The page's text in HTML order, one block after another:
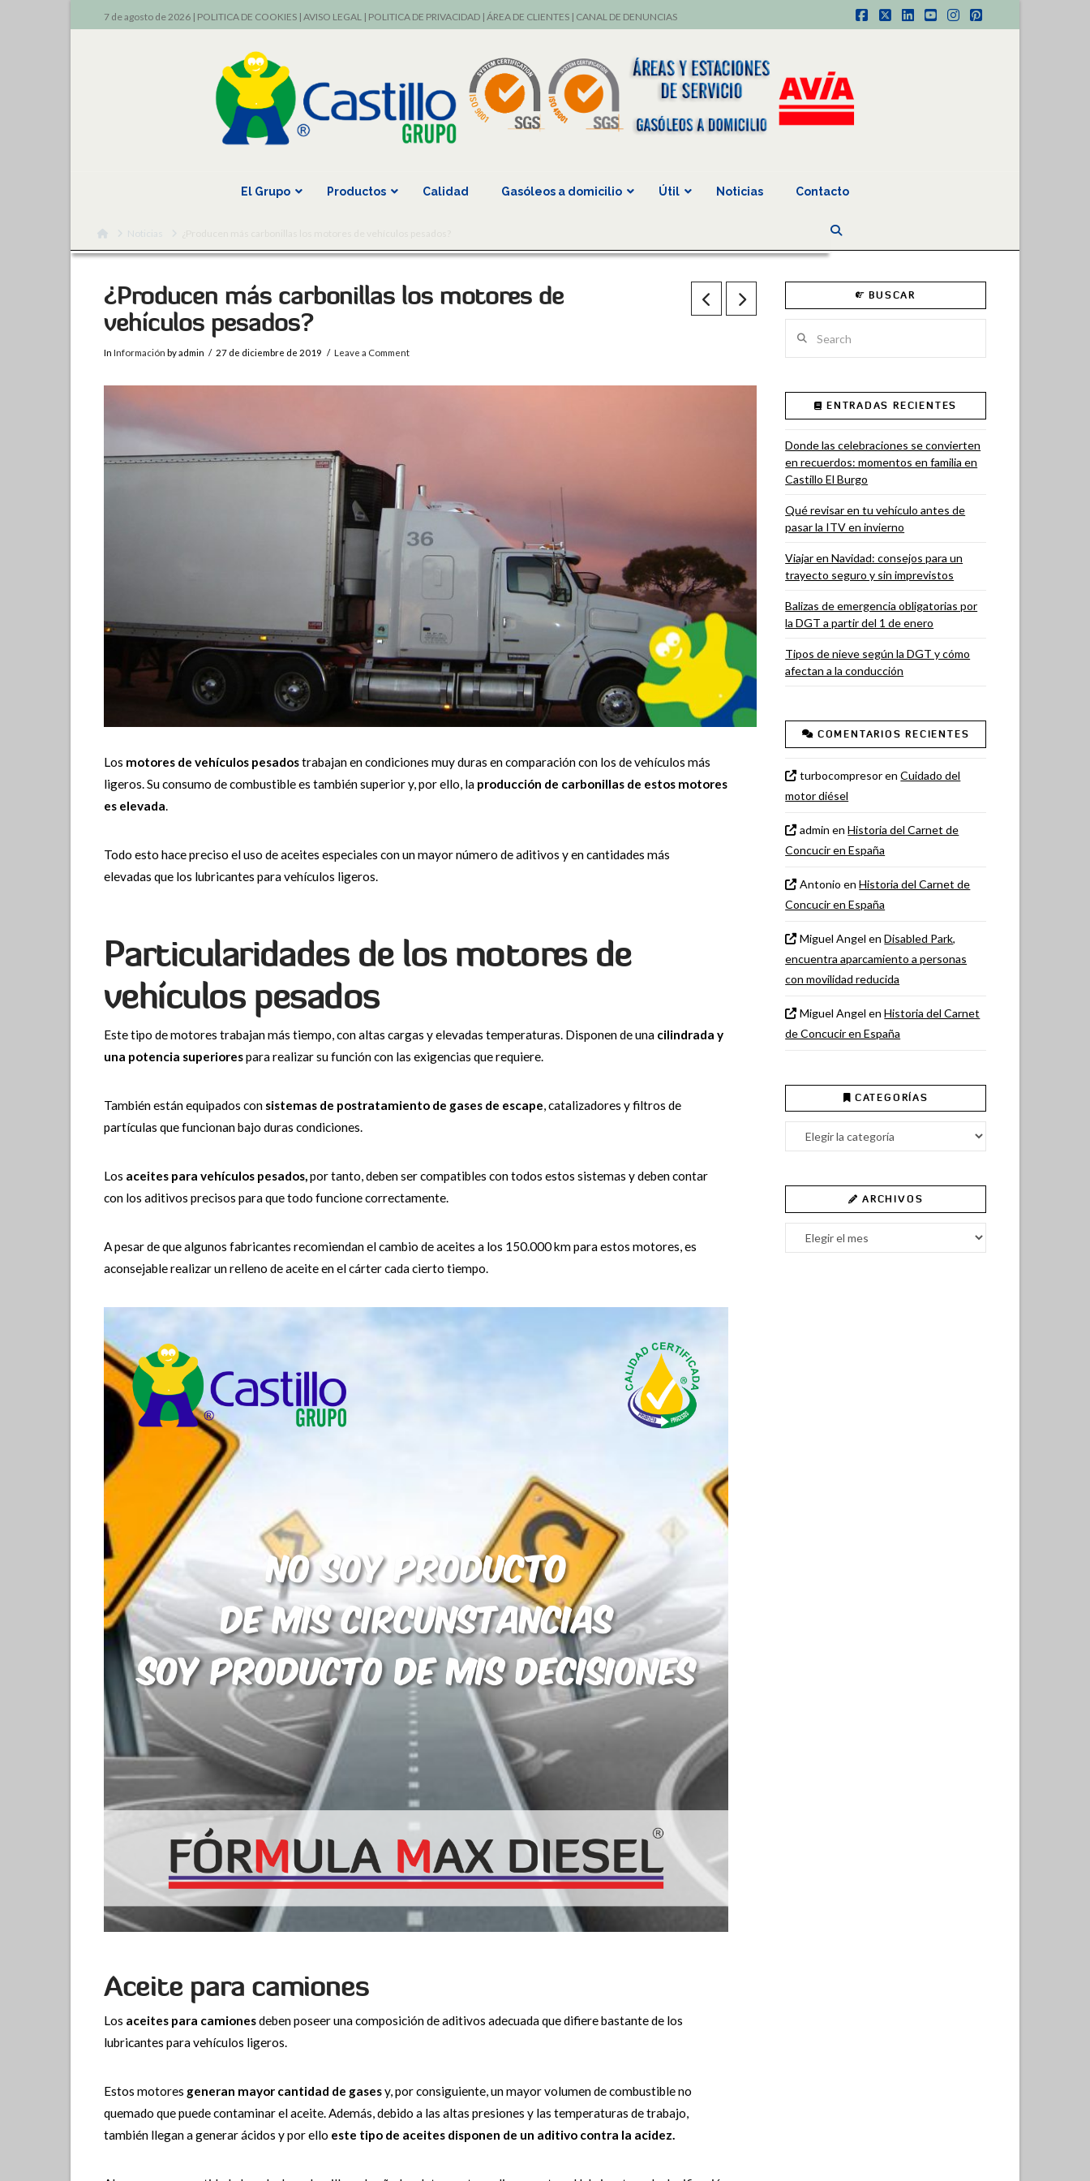
7 de agosto de 2026 | POLITICA DE COOKIES| AVISO LEGAL| POLITICA DE PRIVACIDAD| ÁREA DE CLIENTES| CANAL DE DENUNCIAS
Facebook
X LinkedIn
YouTube
Instagram
Pinterest
El Grupo Productos Calidad Gasóleos a domicilio Útil Noticias Contacto
HomeNoticias
¿Producen más carbonillas los motores de
vehículos pesados?
In Información by admin 27 de diciembre de 2019 Leave a Comment
Los motores de vehículos pesadostrabajan en condiciones muy duras en comparación con los de vehículos más
ligeros. Su consumo de combustible es también superior y, por ello, la producción de carbonillas de estos motores
es elevada.
Todo esto hace preciso el uso de aceites especiales con un mayor número de aditivos y en cantidades más
elevadas que los lubricantes para vehículos ligeros.
Particularidades de los motores de
vehículos pesados
Este tipo de motores trabajan más tiempo, con altas cargas y elevadas temperaturas. Disponen de una cilindrada y
una potencia superiorespara realizar su función con las exigencias que requiere.
También están equipados con sistemas de postratamiento de gases de escape, catalizadores y filtros de
partículas que funcionan bajo duras condiciones.
Los aceites para vehículos pesados,por tanto, deben ser compatibles con todos estos sistemas y deben contar
con los aditivos precisos para que todo funcione correctamente.
A pesar de que algunos fabricantes recomiendan el cambio de aceites a los 150.000 km para estos motores, es
aconsejable realizar un relleno de aceite en el cárter cada cierto tiempo.
Aceite para camiones
Los aceites para camionesdeben poseer una composición de aditivos adecuada que difiere bastante de los
lubricantes para vehículos ligeros.
Estos motores generan mayor cantidad de gasesy, por consiguiente, un mayor volumen de combustible no
quemado que puede contaminar el aceite. Además, debido a las altas presiones y las temperaturas de trabajo,
también llegan a generar ácidos y por ello este tipo de aceites disponen de un aditivo contra la acidez.
BUSCAR
ENTRADAS RECIENTES
Donde las celebraciones se convierten
en recuerdos: momentos en familia en
Castillo El Burgo
Qué revisar en tu vehículo antes de
pasar la ITV en invierno
Viajar en Navidad: consejos para un
trayecto seguro y sin imprevistos
Balizas de emergencia obligatorias por
la DGT a partir del 1 de enero
Tipos de nieve según la DGT y cómo
afectan a la conducción
COMENTARIOS RECIENTES
turbocompresorenCuidado del
motor diésel
admin enHistoria del Carnet de
Concucir en España
Antonio enHistoria del Carnet de
Concucir en España
Miguel Angel enDisabled Park,
encuentra aparcamiento a personas
con movilidad reducida
Miguel Angel enHistoria del Carnet
de Concucir en España
CATEGORÍAS
Categorías
ARCHIVOS
Archivos